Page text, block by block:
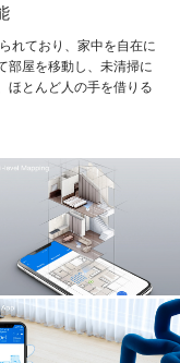
れており、家中を自在に
部屋を移動し、未清掃に
ほとんど人の手を借りる